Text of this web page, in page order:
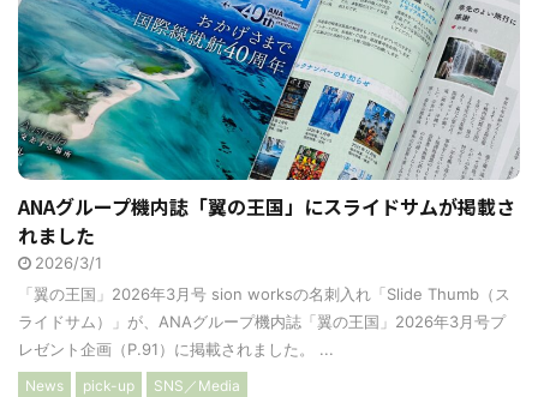
ANAグループ機内誌「翼の王国」にスライドサムが掲載さ
れました
2026/3/1
「翼の王国」2026年3月号 sion worksの名刺入れ「Slide Thumb（ス
ライドサム）」が、ANAグループ機内誌「翼の王国」2026年3月号プ
レゼント企画（P.91）に掲載されました。 ...
News pick-up SNS／Media